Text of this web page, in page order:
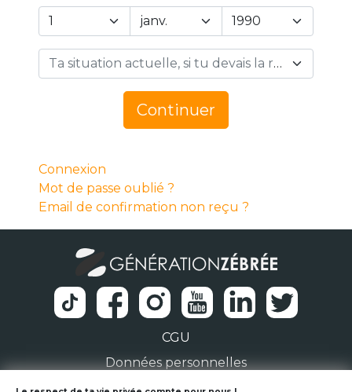
Year
Day
Ta situation actuelle, si tu devais la résumer en 1 mot… *
Continuer
Connexion
Mot de passe oublié ?
Email de confirmation non reçu ?
CGU
Données personnelles